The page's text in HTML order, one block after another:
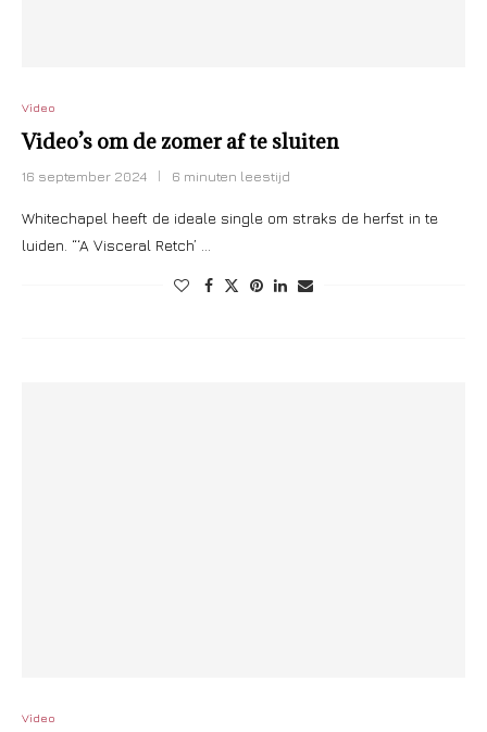
Video
Video’s om de zomer af te sluiten
16 september 2024 6 minuten leestijd
Whitechapel heeft de ideale single om straks de herfst in te
luiden. “‘A Visceral Retch’ …
Video